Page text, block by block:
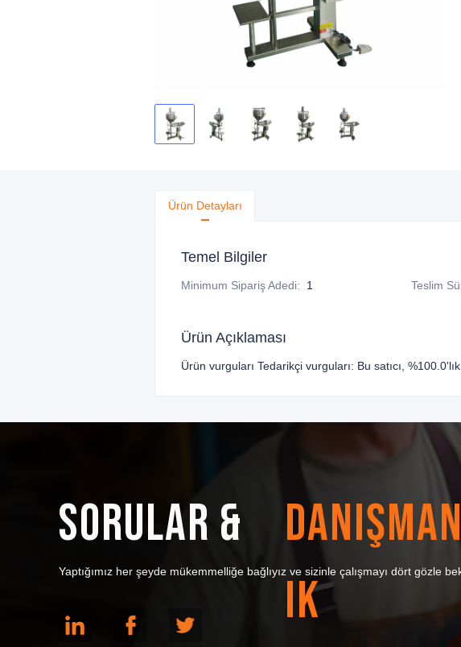
Ürün Detayları
Temel Bilgiler
Minimum Sipariş Adedi: 1 Teslim
Ürün Açıklaması
Ürün vurguları Tedarikçi vurguları: Bu satıcı,
SORULAR &
Yaptığımız her şeyde mükemmelliğe bağlıyız ve sizinle çalışmayı dört gözle
IK